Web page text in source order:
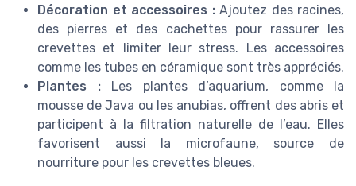
Décoration et accessoires :Ajoutez des racines,
des pierres et des cachettes pour rassurer les
crevettes et limiter leur stress. Les accessoires
comme les tubes en céramique sont très appréciés.
Plantes :Les plantes d’aquarium, comme la
mousse de Java ou les anubias, offrent des abris et
participent à la filtration naturelle de l’eau. Elles
favorisent aussi la microfaune, source de
nourriture pour les crevettes bleues.